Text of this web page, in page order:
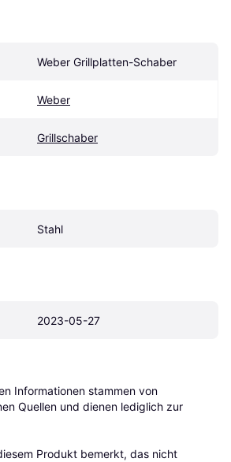
Weber Grillplatten-Schaber
Weber
Grillschaber
Stahl
2023-05-27
Informationen stammen von
Quellen und dienen lediglich zur
Produkt bemerkt, das nicht